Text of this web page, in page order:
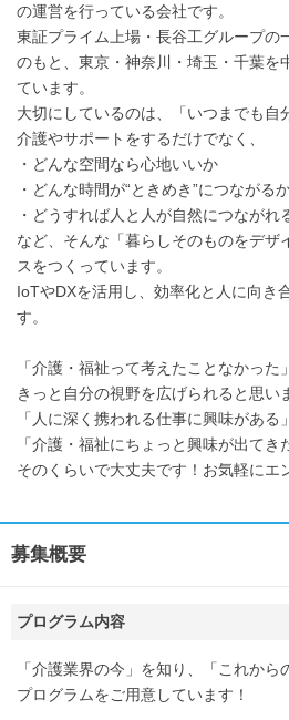
の運営を行っている会社です。
東証プライム上場・長谷工グループの
のもと、東京・神奈川・埼玉・千葉を
ています。
大切にしているのは、「いつまでも自
介護やサポートをするだけでなく、
・どんな空間なら心地いいか
・どんな時間が“ときめき”につながる
・どうすれば人と人が自然につながれ
など、そんな「暮らしそのものをデザ
スをつくっています。
IoTやDXを活用し、効率化と人に向き
す。
「介護・福祉って考えたことなかっ
きっと自分の視野を広げられると思い
「人に深く携われる仕事に興味がある」
「介護・福祉にちょっと興味が出てき
そのくらいで大丈夫です！お気軽にエ
募集概要
プログラム内容
「介護業界の今」を知り、「これか
プログラムをご用意しています！